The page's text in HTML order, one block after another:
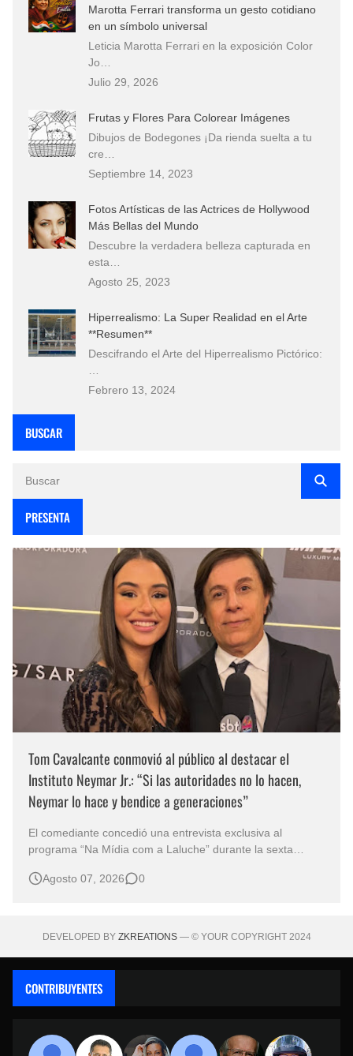
Marotta Ferrari transforma un gesto cotidiano
en un símbolo universal
Leticia Marotta Ferrari en la exposición Color
Jo…
Julio 29, 2026
Frutas y Flores Para Colorear Imágenes
Dibujos de Bodegones ¡Da rienda suelta a tu
cre…
Septiembre 14, 2023
Fotos Artísticas de las Actrices de Hollywood
Más Bellas del Mundo
Descubre la verdadera belleza capturada en
esta…
Agosto 25, 2023
Hiperrealismo: La Super Realidad en el Arte
**Resumen**
Descifrando el Arte del Hiperrealismo Pictórico:
Febrero 13, 2024
BUSCAR
PRESENTA
Tom Cavalcante conmovió al público al destacar el
Instituto Neymar Jr.: “Si las autoridades no lo hacen,
Neymar lo hace y bendice a generaciones”
El comediante concedió una entrevista exclusiva al
programa “Na Mídia com a Laluche” durante la sexta
eventos benéficos más importantes de Brasil. En medio del
Agosto 07, 2026 0
DEVELOPED BY ZKREATIONS— © YOUR COPYRIGHT 2024
CONTRIBUYENTES